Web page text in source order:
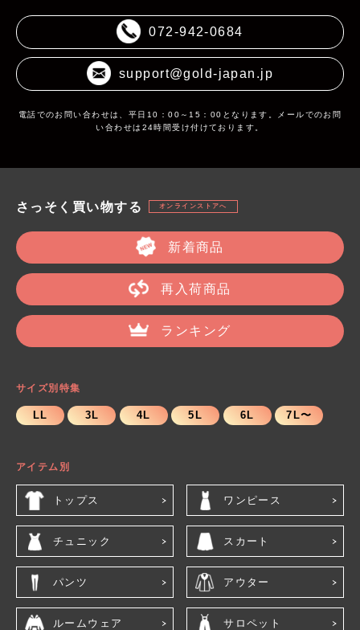
072-942-0684
support@gold-japan.jp
電話でのお問い合わせは、平日10：00～15：00となります。メールでのお問
い合わせは24時間受け付けております。
さっそく買い物する オンラインストアへ
新着商品
再入荷商品
ランキング
サイズ別特集
LL 3L 4L 5L 6L 7L〜
アイテム別
トップス ワンピース
チュニック スカート
パンツ アウター
ルームウェア サロペット